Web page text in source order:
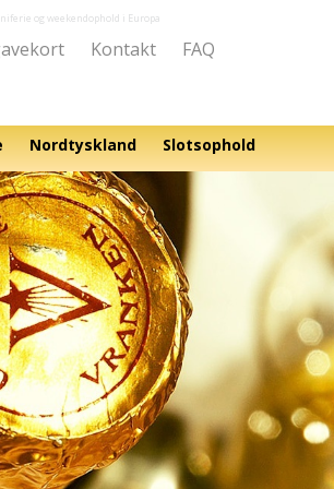
og weekendophold i Europa
Kontakt FAQ
Nordtyskland Slotsophold